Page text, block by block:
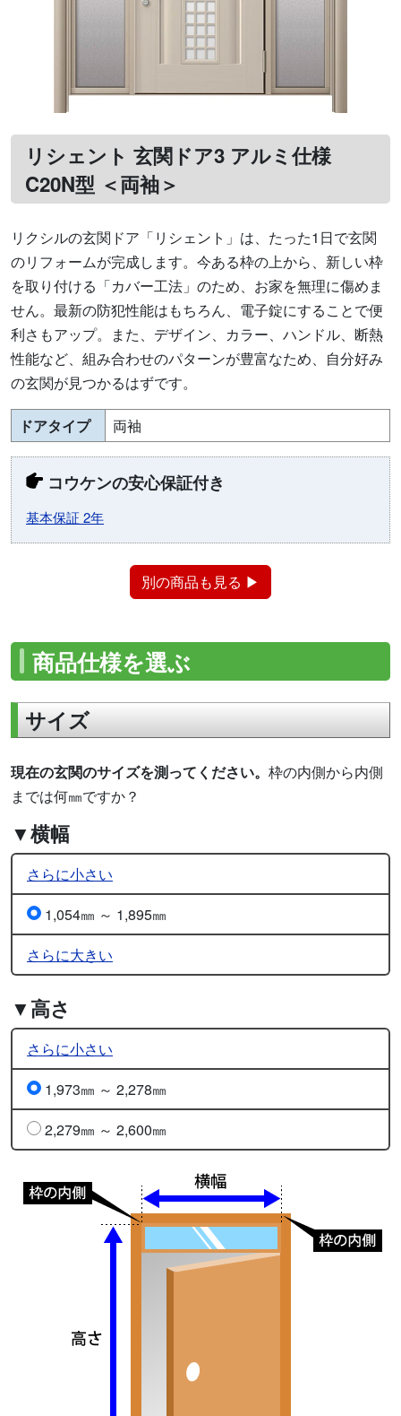
リシェント 玄関ドア3 アルミ仕様
C20N型 ＜両袖＞
リクシルの玄関ドア「リシェント」は、たった1日で玄関
のリフォームが完成します。今ある枠の上から、新しい枠
を取り付ける「カバー工法」のため、お家を無理に傷めま
せん。最新の防犯性能はもちろん、電子錠にすることで便
利さもアップ。また、デザイン、カラー、ハンドル、断熱
性能など、組み合わせのパターンが豊富なため、自分好み
の玄関が見つかるはずです。
ドアタイプ 両袖
コウケンの安心保証付き
基本保証 2年
別の商品も見る ▶
商品仕様を選ぶ
サイズ
現在の玄関のサイズを測ってください。 枠の内側から内側
までは何㎜ですか？
▼横幅
さらに小さい
1,054㎜ ～ 1,895㎜
さらに大きい
▼高さ
さらに小さい
1,973㎜ ～ 2,278㎜
2,279㎜ ～ 2,600㎜